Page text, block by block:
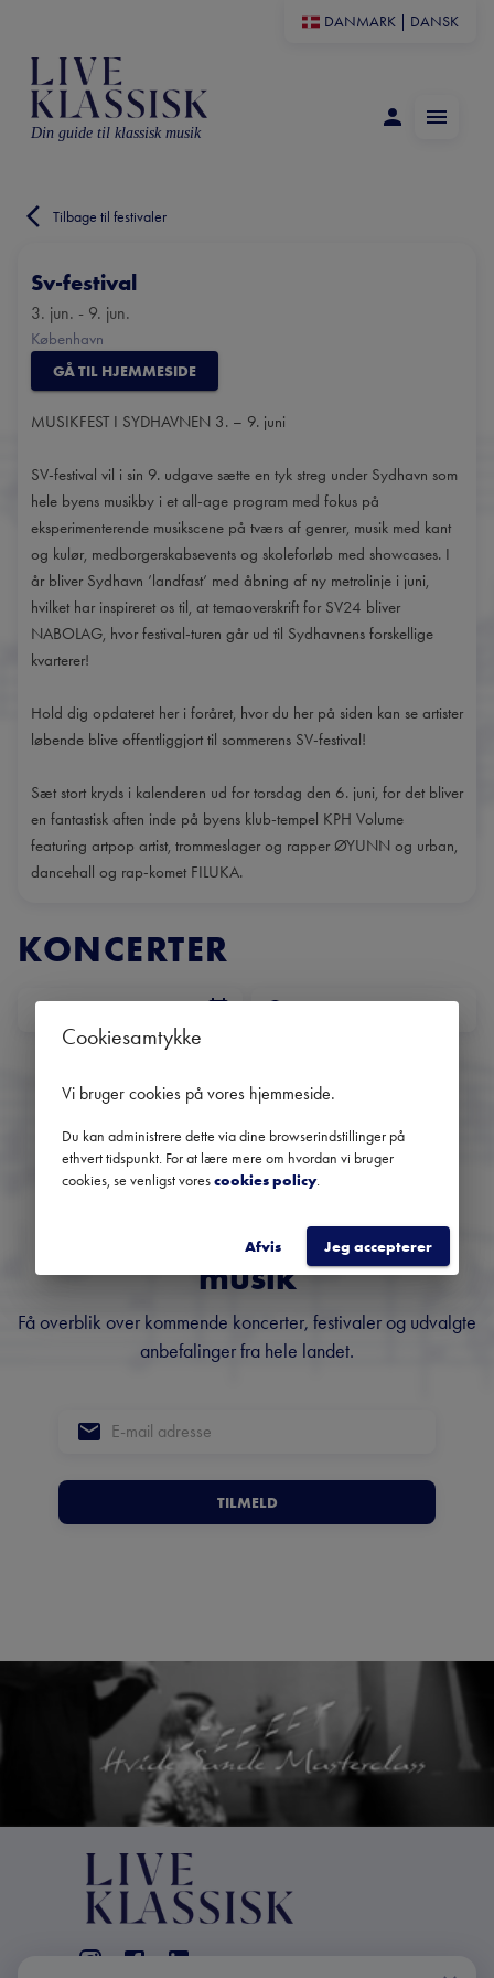
DANMARK DANSK
Din guide til klassisk musik
Tilbage til festivaler
Sv-festival
3. jun. - 9. jun.
København
GÅ TIL HJEMMESIDE
MUSIKFEST I SYDHAVNEN 3. – 9. juni
SV-festival vil i sin 9. udgave sætte en tyk streg under Sydhavn som
hele byens musikby i et all-age program med fokus på
eksperimenterende musikscene på tværs af genrer, musik med kant
og kulør, medborgerskabsevents og skoleforløb med showcases. I
år bliver Sydhavn ’landfast’ med åbning af ny metrolinje i juni,
hvilket har inspireret os til, at temaoverskrift for SV24 bliver
NABOLAG, hvor festival-turen går ud til Sydhavnens forskellige
kvarterer!
Hold dig opdateret her i foråret, hvor du her på siden kan se artister
løbende blive offentliggjort til sommerens SV-festival!
Sæt stort kryds i kalenderen ud for torsdag den 6. juni, for det bliver
en fantastisk aften inde på byens klub-tempel KPH Volume
featuring artpop artist, trommeslager og rapper ØYUNN og urban,
dancehall og rap-komet FILUKA.
KONCERTER
Ingen kommende koncerter
Danmarks største
nyhedsbrev om klassisk
musik
Få overblik over kommende koncerter, festivaler og udvalgte
anbefalinger fra hele landet.
TILMELD
Cookiesamtykke
Vi bruger cookies på vores hjemmeside.
Du kan administrere dette via dine browserindstillinger på
ethvert tidspunkt. For at lære mere om hvordan vi bruger
cookies, se venligst vorescookies policy.
Afvis Jeg accepterer